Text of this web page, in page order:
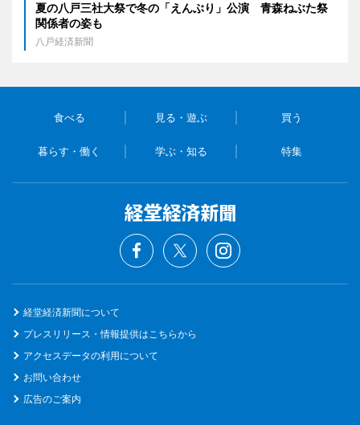
夏の八戸三社大祭で冬の「えんぶり」公演 青森ねぶた祭
関係者の姿も
八戸経済新聞
食べる 見る・遊ぶ 買う
暮らす・働く 学ぶ・知る 特集
経堂経済新聞について
プレスリリース・情報提供はこちらから
アクセスデータの利用について
お問い合わせ
広告のご案内